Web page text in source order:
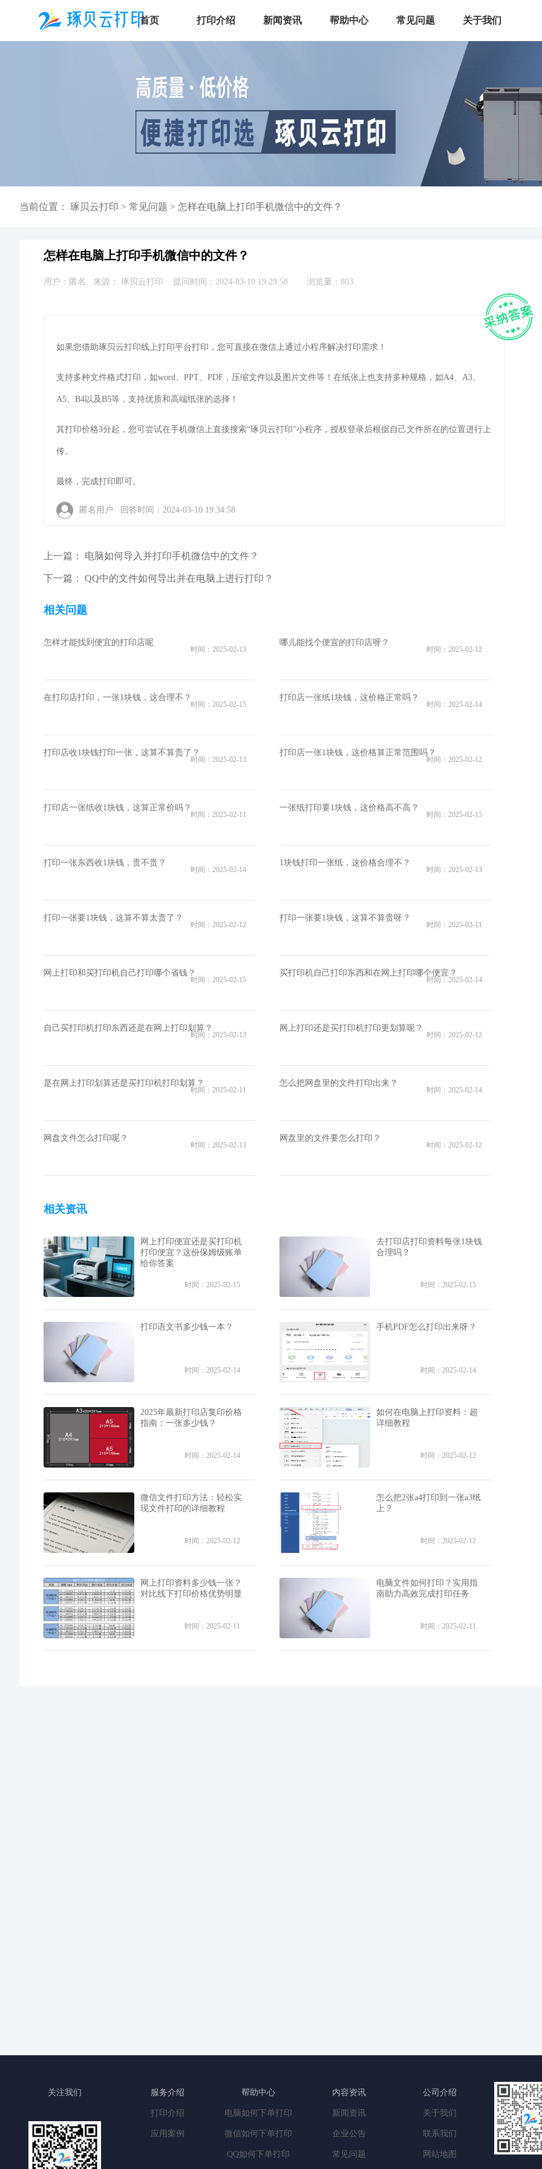
首页 打印介绍 新闻资讯 帮助中心 常见问题 关于我们
当前位置： 琢贝云打印 > 常见问题 > 怎样在电脑上打印手机微信中的文件？
怎样在电脑上打印手机微信中的文件？
用户：匿名 来源： 琢贝云打印 提问时间：2024-03-10 19:29:58 浏览量：803
如果您借助琢贝云打印线上打印平台打印，您可直接在微信上通过小程序解决打印需求！
支持多种文件格式打印，如word、PPT、PDF，压缩文件以及图片文件等！在纸张上也支持多种规格，如A4、A3、
A5、B4以及B5等，支持优质和高端纸张的选择！
其打印价格3分起，您可尝试在手机微信上直接搜索“琢贝云打印”小程序，授权登录后根据自己文件所在的位置进行上
传。
最终，完成打印即可。
匿名用户 回答时间：2024-03-10 19:34:58
上一篇： 电脑如何导入并打印手机微信中的文件？
下一篇： QQ中的文件如何导出并在电脑上进行打印？
相关问题
怎样才能找到便宜的打印店呢
时间：2025-02-13
哪儿能找个便宜的打印店呀？
时间：2025-02-12
在打印店打印，一张1块钱，这合理不？
时间：2025-02-15
打印店一张纸1块钱，这价格正常吗？
时间：2025-02-14
打印店收1块钱打印一张，这算不算贵了？
时间：2025-02-13
打印店一张1块钱，这价格算正常范围吗？
时间：2025-02-12
打印店一张纸收1块钱，这算正常价吗？
时间：2025-02-11
一张纸打印要1块钱，这价格高不高？
时间：2025-02-15
打印一张东西收1块钱，贵不贵？
时间：2025-02-14
1块钱打印一张纸，这价格合理不？
时间：2025-02-13
打印一张要1块钱，这算不算太贵了？
时间：2025-02-12
打印一张要1块钱，这算不算贵呀？
时间：2025-02-11
网上打印和买打印机自己打印哪个省钱？
时间：2025-02-15
买打印机自己打印东西和在网上打印哪个便宜？
时间：2025-02-14
自己买打印机打印东西还是在网上打印划算？
时间：2025-02-13
网上打印还是买打印机打印更划算呢？
时间：2025-02-12
是在网上打印划算还是买打印机打印划算？
时间：2025-02-11
怎么把网盘里的文件打印出来？
时间：2025-02-14
网盘文件怎么打印呢？
时间：2025-02-13
网盘里的文件要怎么打印？
时间：2025-02-12
相关资讯
网上打印便宜还是买打印机
打印便宜？这份保姆级账单
给你答案
时间：2025-02-15
去打印店打印资料每张1块钱
合理吗？
时间：2025-02-15
打印语文书多少钱一本？
时间：2025-02-14
手机PDF怎么打印出来呀？
时间：2025-02-14
2025年最新打印店复印价格
指南：一张多少钱？
时间：2025-02-14
如何在电脑上打印资料：超
详细教程
时间：2025-02-12
微信文件打印方法：轻松实
现文件打印的详细教程
时间：2025-02-12
怎么把2张a4打印到一张a3纸
上？
时间：2025-02-12
网上打印资料多少钱一张？
对比线下打印价格优势明显
时间：2025-02-11
电脑文件如何打印？实用指
南助力高效完成打印任务
时间：2025-02-11
关注我们 服务介绍
打印介绍
应用案例
帮助中心
电脑如何下单打印
微信如何下单打印
QQ如何下单打印
内容资讯
新闻资讯
企业公告
常见问题
公司介绍
关于我们
联系我们
网站地图